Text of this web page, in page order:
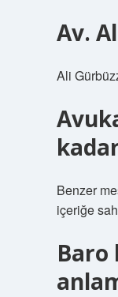
Av.
Ali
Benzer
içeriğe
Baro